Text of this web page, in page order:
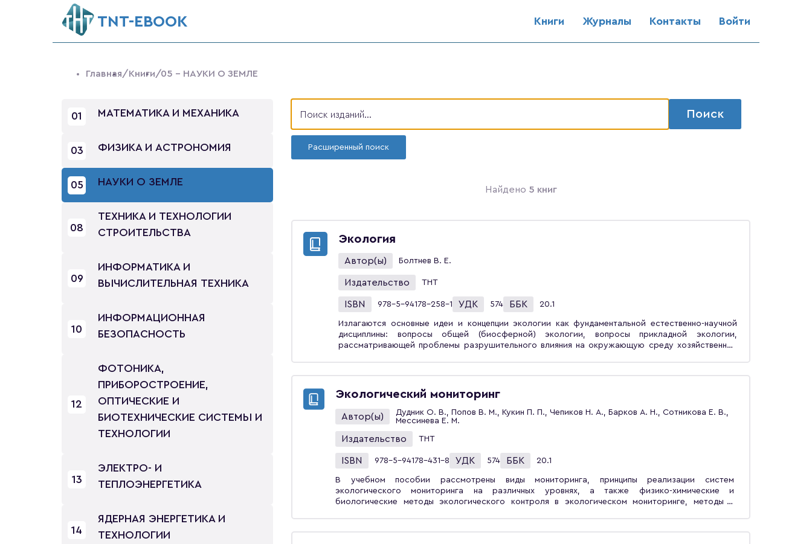
ТNT-EBOOK Книги Журналы Контакты Войти
Главная/Книги/05 - НАУКИ О ЗЕМЛЕ
01 МАТЕМАТИКА И МЕХАНИКА
03 ФИЗИКА И АСТРОНОМИЯ
05 НАУКИ О ЗЕМЛЕ
08
ТЕХНИКА И ТЕХНОЛОГИИ
СТРОИТЕЛЬСТВА
09
ИНФОРМАТИКА И
ВЫЧИСЛИТЕЛЬНАЯ ТЕХНИКА
10
ИНФОРМАЦИОННАЯ
БЕЗОПАСНОСТЬ
12
ФОТОНИКА,
ПРИБОРОСТРОЕНИЕ,
ОПТИЧЕСКИЕ И
БИОТЕХНИЧЕСКИЕ СИСТЕМЫ И
ТЕХНОЛОГИИ
13
ЭЛЕКТРО- И
ТЕПЛОЭНЕРГЕТИКА
14
ЯДЕРНАЯ ЭНЕРГЕТИКА И
ТЕХНОЛОГИИ
Поиск
Расширенный поиск
Найдено 5 книг
Экология
Автор(ы) Болтнев В. Е.
Издательство ТНТ
ISBN 978-5-94178-258-1 УДК 574 ББК 20.1
Излагаются основные идеи и концепции экологии как фундаментальной естественно-научной
дисциплины: вопросы общей (биосферной) экологии, вопросы прикладной экологии,
рассматривающей проблемы разрушительного влияния на окружающую среду хозяйственной
человеческого общества. Учебник предназначен для студентов высших учебных заведений,
обучающихся по направлениям подготовки «Автоматизация технологических процессов и
производств», «Прикладная информатика».
Экологический мониторинг
Автор(ы)
Дудник О. В., Попов В. М., Кукин П. П., Чепиков Н. А., Барков А. Н., Сотникова Е. В.,
Мессинева Е. М.
Издательство ТНТ
ISBN 978-5-94178-431-8 УДК 574 ББК 20.1
В учебном пособии рассмотрены виды мониторинга, принципы реализации систем
экологического мониторинга на различных уровнях, а также физико-химические и
биологические методы экологического контроля в экологическом мониторинге, методы и
обучающихся по направлению «Защита окружающей среды».